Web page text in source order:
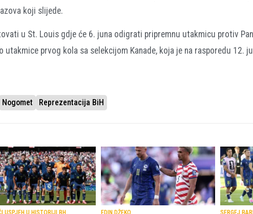
koji slijede.
u St. Louis gdje će 6. juna odigrati pripremnu utakmicu protiv
prvog kola sa selekcijom Kanade, koja je na rasporedu 12.
Nogomet Reprezentacija BiH
USPJEH U HISTORIJI BH. EDIN DŽEKO SERGEJ